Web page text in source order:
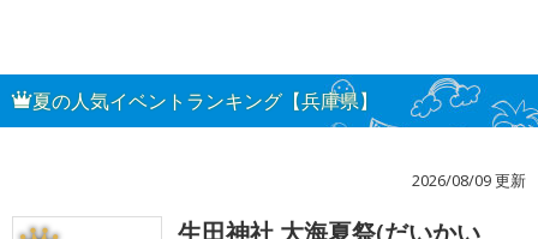
夏の人気イベントランキング【兵庫県】
2026/08/09 更新